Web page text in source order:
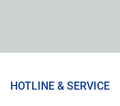
HOTLINE & SERVICE